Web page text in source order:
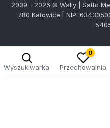
2009 - 2026 © Wally | Satto
780 Katowice | NIP:
Wyszukiwarka
0
Przechowalnia